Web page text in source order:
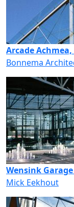
Arcade Achmea,
Bonnema
Wensink
Mick Eekhout